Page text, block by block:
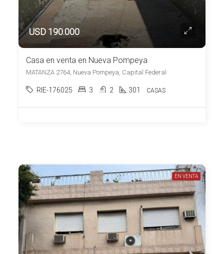
USD 190.000
Casa en venta en Nueva Pompeya
MATANZA 2764, Nueva Pompeya, Capital Federal
RIE-176025 3 2 301 CASAS
EN VENTA